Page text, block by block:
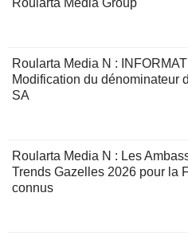
Roularta Media N :
Modification du dénominateur
SA
Roularta Media N : Les
Trends Gazelles 2026 pour la
connus